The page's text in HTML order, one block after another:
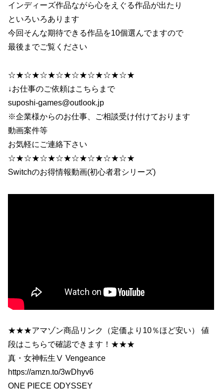
インディーズ作品ながら心をえぐる作品が出たり
といろいろあります
今回そんな期待できる作品を10個選んでますので
最後までご覧ください
☆★☆★☆★☆★☆★☆★☆★☆★
↓お仕事のご依頼はこちらまで
suposhi-games@outlook.jp
※企業様からのお仕事、ご相談受け付けております
動画案件等
お気軽にご連絡下さい
☆★☆★☆★☆★☆★☆★☆★☆★
Switchのお得情報動画(初心者君シリーズ)
★★★アマゾン商品リンク（定価より10％ほど安い） 値
段はこちらで確認できます！★★★
真・女神転生Ⅴ Vengeance
https://amzn.to/3wDhyv6
ONE PIECE ODYSSEY